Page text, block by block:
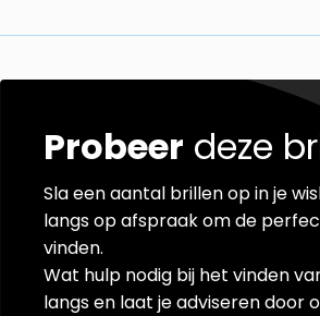
Probeer deze
Sla een aantal brillen op in je
langs op afspraak om de
vinden.
Wat hulp nodig bij het vinden
langs en laat je adviseren door